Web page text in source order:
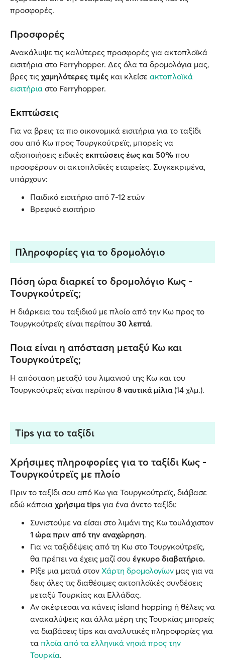
προσφορές.
Προσφορές
Ανακάλυψε τις καλύτερες προσφορές για ακτοπλοϊκά
εισιτήρια στο Ferryhopper. Δες όλα τα δρομολόγια μας,
βρες τις χαμηλότερες τιμές και κλείσε ακτοπλοϊκά
εισιτήρια στο Ferryhopper.
Εκπτώσεις
Για να βρεις τα πιο οικονομικά εισιτήρια για το ταξίδι
σου από Κω προς Τουργκούτρεϊς, μπορείς να
αξιοποιήσεις ειδικές εκπτώσεις έως και 50% που
προσφέρουν οι ακτοπλοϊκές εταιρείες. Συγκεκριμένα,
υπάρχουν:
Παιδικό εισιτήριο από 7-12 ετών
Βρεφικό εισιτήριο
Πληροφορίες για το δρομολόγιο
Πόση ώρα διαρκεί το δρομολόγιο Κως -
Τουργκούτρεϊς;
Η διάρκεια του ταξιδιού με πλοίο από την Κω προς το
Τουργκούτρεϊς είναι περίπου 30 λεπτά.
Ποια είναι η απόσταση μεταξύ Κω και
Τουργκούτρεϊς;
Η απόσταση μεταξύ του λιμανιού της Κω και του
Τουργκούτρεϊς είναι περίπου 8 ναυτικά μίλια(14 χλμ.).
Tips για το ταξίδι
Χρήσιμες πληροφορίες για το ταξίδι Κως -
Τουργκούτρεϊς με πλοίο
Πριν το ταξίδι σου από Κω για Τουργκούτρεϊς, διάβασε
εδώ κάποια χρήσιμα tips για ένα άνετο ταξίδι:
Συνιστούμε να είσαι στο λιμάνι της Κω τουλάχιστον
1 ώρα πριν από την αναχώρηση.
Για να ταξιδέψεις από τη Κω στο Τουργκούτρεϊς,
θα πρέπει να έχεις μαζί σου έγκυρο διαβατήριο.
Ρίξε μια ματιά στον Χάρτη δρομολογίων μας για να
δεις όλες τις διαθέσιμες ακτοπλοϊκές συνδέσεις
μεταξύ Τουρκίας και Ελλάδας.
Αν σκέφτεσαι να κάνεις island hopping ή θέλεις να
ανακαλύψεις και άλλα μέρη της Τουρκίας μπορείς
να διαβάσεις tips και αναλυτικές πληροφορίες για
τα πλοία από τα ελληνικά νησιά προς την
Τουρκία.